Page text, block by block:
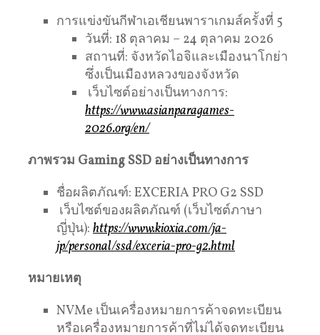
การแข่งขันกีฬาเอเชียนพาราเกมส์ครั้งที่ 5
วันที่: 18 ตุลาคม – 24 ตุลาคม 2026
สถานที่: จังหวัดไอจิและเมืองนาโกย่า
ซึ่งเป็นเมืองหลวงของจังหวัด
เว็บไซต์อย่างเป็นทางการ:
https://www.asianparagames-
2026.org/en/
ภาพรวม Gaming SSD อย่างเป็นทางการ
ชื่อผลิตภัณฑ์: EXCERIA PRO G2 SSD
เว็บไซต์ของผลิตภัณฑ์ (เว็บไซต์ภาษา
ญี่ปุ่น): https://www.kioxia.com/ja-
jp/personal/ssd/exceria-pro-g2.html
หมายเหตุ
NVMe เป็นเครื่องหมายการค้าจดทะเบียน
หรือเครื่องหมายการค้าที่ไม่ได้จดทะเบียน